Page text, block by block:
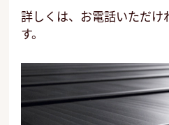
詳しくは、お電話いただけ
す。